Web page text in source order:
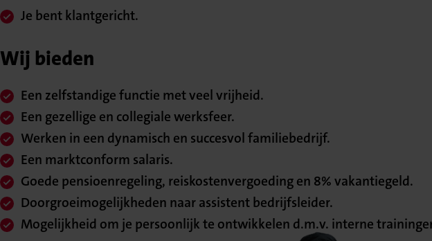
Je bent klantgericht.
Wij bieden
Een zelfstandige functie met veel vrijheid.
Een gezellige en collegiale werksfeer.
Werken in een dynamisch en succesvol familiebedrijf.
Een marktconform salaris.
Goede pensioenregeling, reiskostenvergoeding en 8% vakantiegeld.
Doorgroeimogelijkheden naar assistent bedrijfsleider.
Mogelijkheid om je persoonlijk te ontwikkelen d.m.v. interne